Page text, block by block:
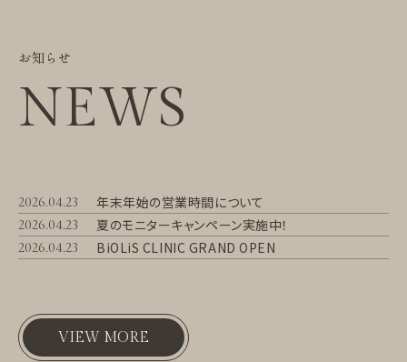
お知らせ
NEWS
VIEW MORE
2026.04.23
年末年始の営業時間について
2026.04.23
夏のモニターキャンペーン実施中！
2026.04.23
BiOLiS CLINIC GRAND OPEN